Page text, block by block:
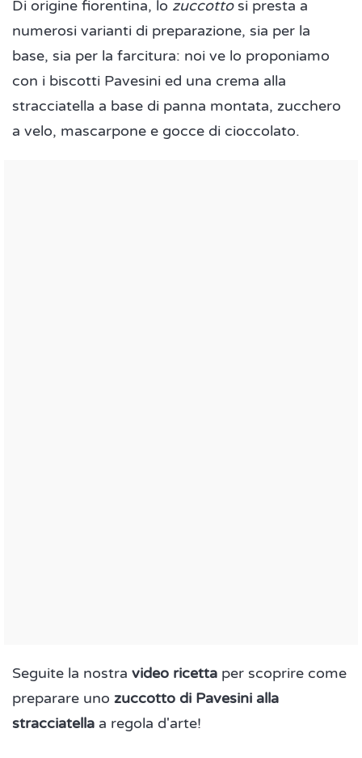
Di origine fiorentina, lo zuccottosi presta a
numerosi varianti di preparazione, sia per la
base, sia per la farcitura: noi ve lo proponiamo
con i biscotti Pavesini ed una crema alla
stracciatella a base di panna montata, zucchero
a velo, mascarpone e gocce di cioccolato.
Seguite la nostra video ricetta per scoprire come
preparare uno zuccotto di Pavesini alla
stracciatella a regola d'arte!